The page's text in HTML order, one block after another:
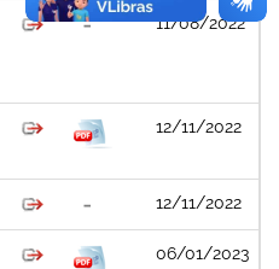
11/08/2022
12/11/2022
12/11/2022
06/01/2023